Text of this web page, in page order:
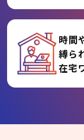
時間
縛ら
在宅